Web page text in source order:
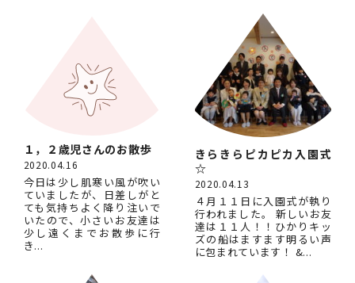
１，２歳児さんのお散歩
2020.04.16
今日は少し肌寒い風が吹い
ていましたが、日差しがと
ても気持ちよく降り注いで
いたので、小さいお友達は
少し遠くまでお散歩に行
き...
きらきらピカピカ入園式
☆
2020.04.13
４月１１日に入園式が執り
行われました。 新しいお友
達は１１人！！ひかりキッ
ズの船はますます明るい声
に包まれています！ &...